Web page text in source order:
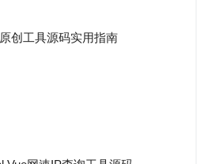
创工具源码实用指南